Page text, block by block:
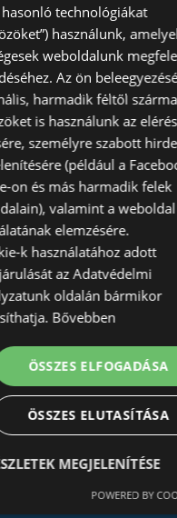
Szolnok Zrt. ajánlatai
Hungária Kft.
ajánlatai
ajánlatai
számot tartó elemek
itt: Helvécia
üzletei itt:
üzletei itt:
Jászberényi
hasonló technológiákat
használunk,
weboldalunk
Az ön
harmadik féltől
is használunk az elérés
személyre szabott
(például a
on és más harmadik felek
valamint a weboldal
elemzésére.
k használatához adott
az Adatvédelmi
oldalán bármikor
Bővebben
ÖSSZES ELFOGADÁSA
ÖSSZES ELUTASÍTÁSA
MEGJELENÍTÉSE
POWERED BY